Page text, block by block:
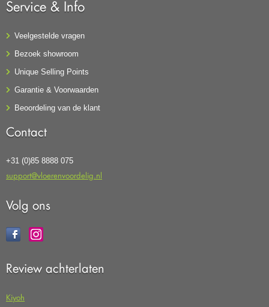
Service & Info
Veelgestelde vragen
Bezoek showroom
Unique Selling Points
Garantie & Voorwaarden
Beoordeling van de klant
Contact
+31 (0)85 8888 075
support@vloerenvoordelig.nl
Volg ons
Review achterlaten
Kiyoh